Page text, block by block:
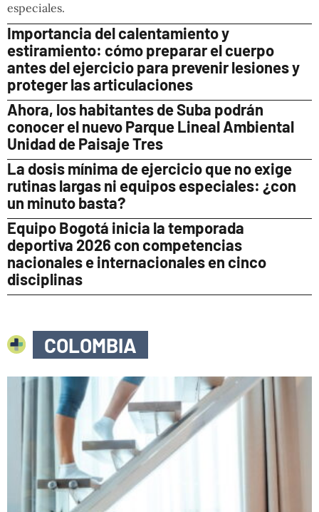
especiales.
Importancia del calentamiento y
estiramiento: cómo preparar el cuerpo
antes del ejercicio para prevenir lesiones y
proteger las articulaciones
Ahora, los habitantes de Suba podrán
conocer el nuevo Parque Lineal Ambiental
Unidad de Paisaje Tres
La dosis mínima de ejercicio que no exige
rutinas largas ni equipos especiales: ¿con
un minuto basta?
Equipo Bogotá inicia la temporada
deportiva 2026 con competencias
nacionales e internacionales en cinco
disciplinas
COLOMBIA